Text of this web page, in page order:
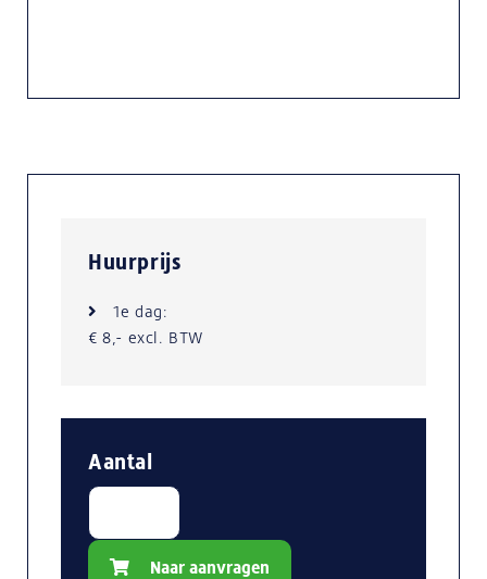
Huurprijs
1e dag:
€ 8,- excl. BTW
Aantal
Naar aanvragen